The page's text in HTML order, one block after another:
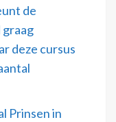
de
deze cursus
Prinsen in